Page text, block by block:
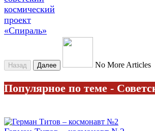
космический
проект
«Спираль»
Назад Далее No More Articles
Популярное по теме -